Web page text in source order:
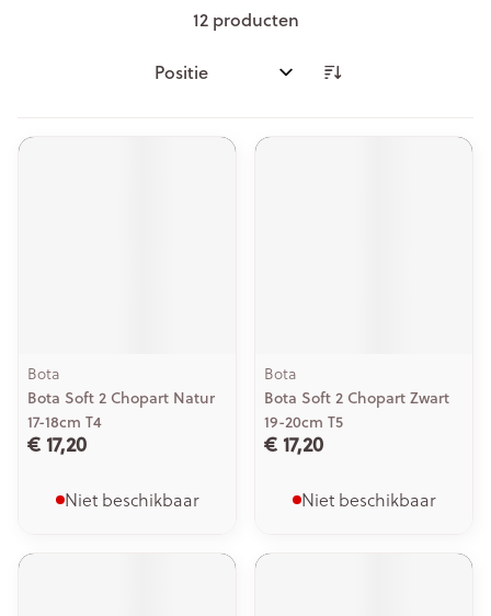
12producten
Sorteer op:
Bota
Bota Soft 2 Chopart Natur
17-18cm T4
€ 17,20
Niet beschikbaar
Bota
Bota Soft 2 Chopart Zwart
19-20cm T5
€ 17,20
Niet beschikbaar